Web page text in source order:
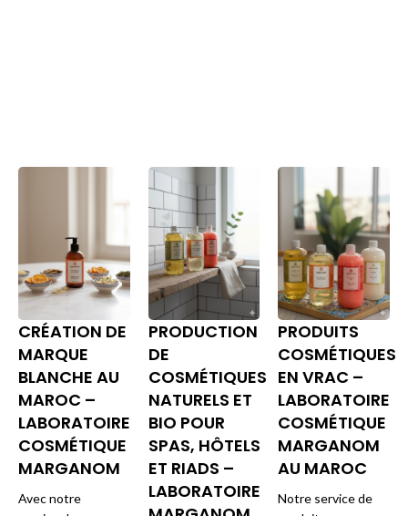
CRÉATION DE
MARQUE
BLANCHE AU
MAROC –
LABORATOIRE
COSMÉTIQUE
MARGANOM
Avec notre
PRODUCTION
DE
COSMÉTIQUES
NATURELS ET
BIO POUR
SPAS, HÔTELS
ET RIADS –
LABORATOIRE
PRODUITS
COSMÉTIQUES
EN VRAC –
LABORATOIRE
COSMÉTIQUE
MARGANOM
AU MAROC
Notre service de